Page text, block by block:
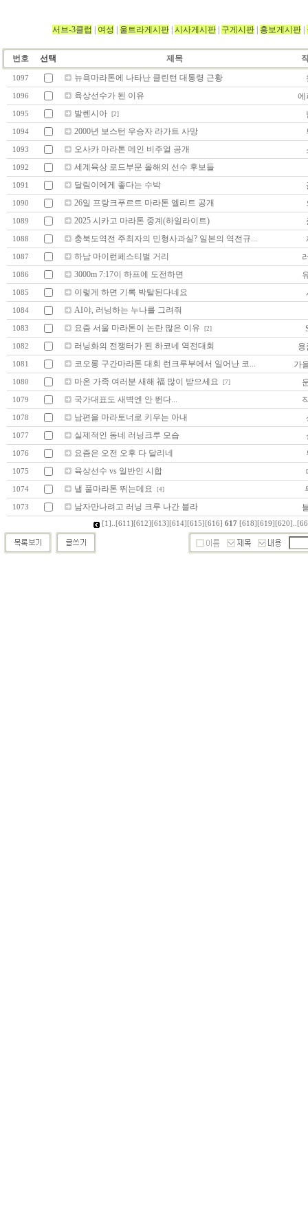
서브-3클럽 여성 울트라게시판 시사게시판 구게시판 홍보게시판
번호 선택 제목
1097 뉴욕마라톤에 나타난 클린턴 대통령 근황
1096 육상선수가 된 이유 에
1095 발렌시아 [2]
1094 2000년 보스턴 우승자 라가트 사망
1093 오사카 마라톤 메인 비주얼 공개
1092 세계육상 로드부문 올해의 선수 후보들
1091 달림이에게 좋다는 수박
1090 26일 프랑크푸르트 마라톤 엘리트 공개
1089 2025 시카고 마라톤 중계(하일라이트)
1088 충북도역전 주최자의 민형사과실? 일본의 역전규...
1087 하남 마이런페스티벌 거리
1086 3000m 7:17이 하프에 도전하면
1085 이렇게 하면 기록 박탈된다네요
1084 AI야, 러닝하는 누나를 그려줘
1083 요즘 서울 마라톤이 논란 많은 이유 [2]
1082 러닝화의 전쟁터가 된 하코네 역전대회 용
1081 코오롱 구간마라톤 대회 런크루부에서 일어난 코... 가
1080 마온 가족 여러분 새해 福 많이 받으세요 [7]
1079 국가대표도 새벽엔 안 뛴다...
1078 남편을 마라토너로 키우는 아내
1077 실제적인 동네 러닝크루 모습
1076 요즘은 오전 오후 다 달리네
1075 육상선수 vs 일반인 시합
1074 낼 풀마라톤 뛰는데요 [4]
1073 남자만나려고 러닝 크루 나간 블라
[1] [611] [612] [613] [614] [615] [616] 617 [618] [619] [620]